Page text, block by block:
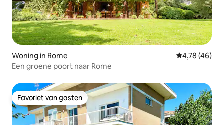
Woning in Rome Gemiddelde
4,78 (46)
Een groene poort naar Rome
Favoriet van gasten
Favoriet van gasten